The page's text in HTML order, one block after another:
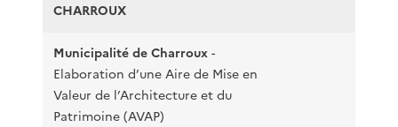
CHARROUX
Municipalité de Charroux-
Elaboration d’une Aire de Mise en
Valeur de l’Architecture et du
Patrimoine (AVAP)